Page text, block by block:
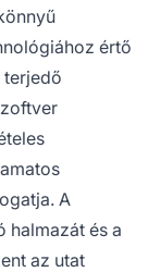
értő
A
halmazát és a
az utat